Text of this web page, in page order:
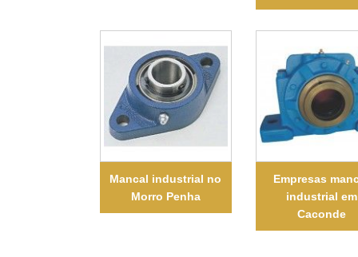
Mancal industrial no
Morro Penha
Empresas
industrial em
Caconde